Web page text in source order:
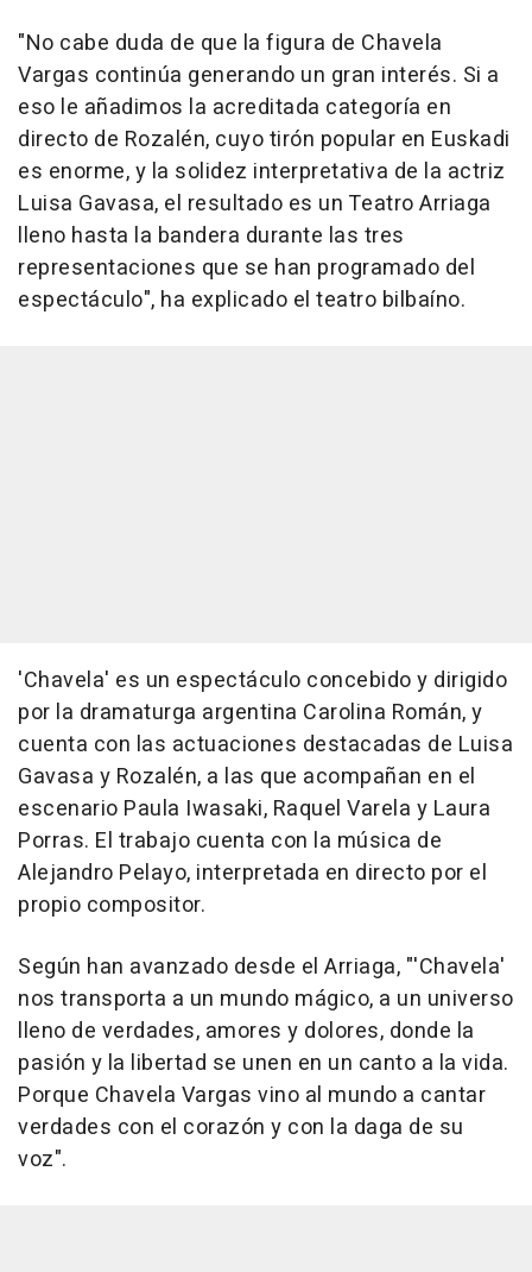
"No cabe duda de que la figura de Chavela
Vargas continúa generando un gran interés. Si a
eso le añadimos la acreditada categoría en
directo de Rozalén, cuyo tirón popular en Euskadi
es enorme, y la solidez interpretativa de la actriz
Luisa Gavasa, el resultado es un Teatro Arriaga
lleno hasta la bandera durante las tres
representaciones que se han programado del
espectáculo", ha explicado el teatro bilbaíno.
'Chavela' es un espectáculo concebido y dirigido
por la dramaturga argentina Carolina Román, y
cuenta con las actuaciones destacadas de Luisa
Gavasa y Rozalén, a las que acompañan en el
escenario Paula Iwasaki, Raquel Varela y Laura
Porras. El trabajo cuenta con la música de
Alejandro Pelayo, interpretada en directo por el
propio compositor.
Según han avanzado desde el Arriaga, "'Chavela'
nos transporta a un mundo mágico, a un universo
lleno de verdades, amores y dolores, donde la
pasión y la libertad se unen en un canto a la vida.
Porque Chavela Vargas vino al mundo a cantar
verdades con el corazón y con la daga de su
voz".